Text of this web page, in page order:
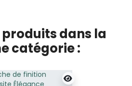
produits dans la
catégorie :